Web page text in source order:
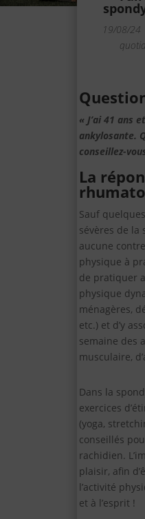
19/08/24
« J’ai 41 ans
ankylosante.
conseillez-
La
Sauf
sévères de la
aucune
physique à
de pratiquer
physique
ménagères,
etc.) et d’y
semaine des
musculaire,
Dans la
exercices
(yoga,
conseillés
rachidien.
plaisir, afin
l’activité
et à l’esprit !